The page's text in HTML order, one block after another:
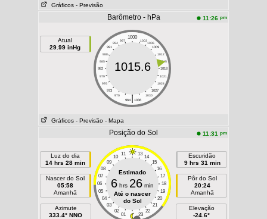
Gráficos - Previsão
Barômetro - hPa 11:26 pm
Atual
29.99 inHg
1000
997 1003
994
1006
991
1009
988
1012
985
1015
982
1018
979
1021
976
1024
973
1027
970
1030
|
964 1036
1015.6
Gráficos - Previsão - Mapa
Posição do Sol 11:31 pm
Luz do dia
14 hrs 28 min
Nascer do Sol
05:58
Amanhã
Azimute
333.4° NNO
11 13
10
14
09
15
08
16
07
17
06
18
05
19
04
20
03
21
02
22
01 23
Estimado
6 hrs 26 min
Até o nascer
do Sol
Escuridão
9 hrs 31 min
Pôr do Sol
20:24
Amanhã
Elevação
-24.6°